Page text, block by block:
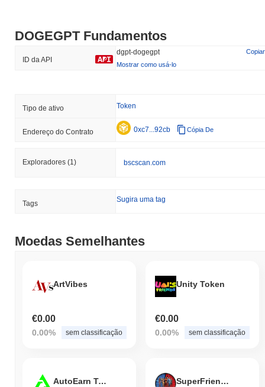
DOGEGPT Fundamentos
ID da API
dgpt-dogegpt
Copiar
Mostrar como usá-lo
Tipo de ativo Token
Endereço do Contrato 0xc7...92cb Cópia De
Exploradores (1) bscscan.com
Tags Sugira uma tag
Moedas Semelhantes
ArtVibes
€0.00
0.00% sem classificação
Unity Token
€0.00
0.00% sem classificação
AutoEarn Token SuperFriends